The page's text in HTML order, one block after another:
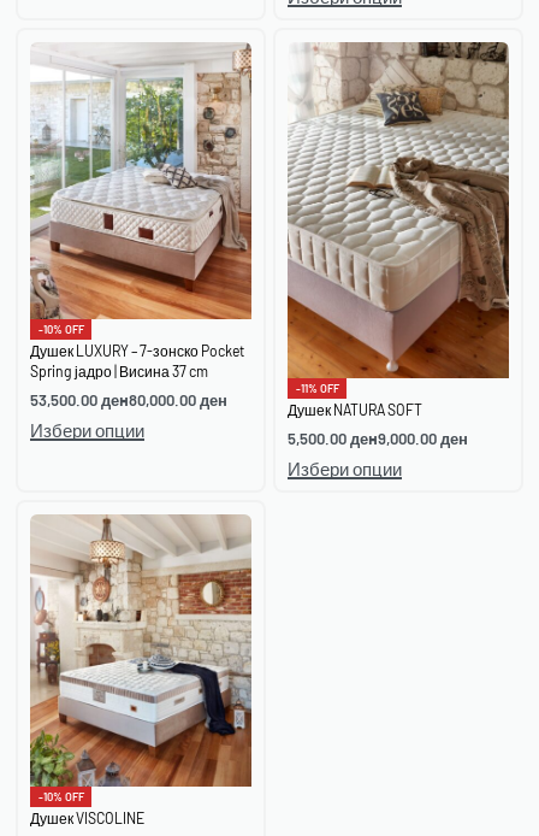
-10% OFF
Душек LUXURY – 7-зонско Pocket
Spring јадро | Висина 37 cm
53,500.00ден80,000.00ден
Избери опции
-11% OFF
Душек NATURA SOFT
5,500.00ден9,000.00ден
Избери опции
-10% OFF
Душек VISCOLINE